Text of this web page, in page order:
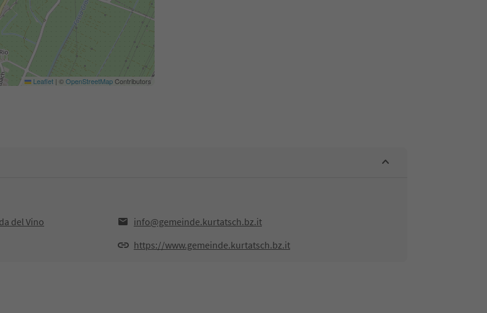
Leaflet | ©OpenStreetMapContributors
del Vino
info@gemeinde.kurtatsch.bz.it
https://www.gemeinde.kurtatsch.bz.it